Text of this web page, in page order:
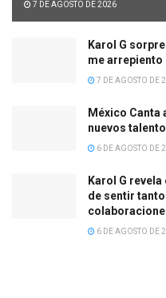
7 DE AGOSTO DE 2026
Karol G
me arrepiento
7 DE AGOSTO DE
México Canta
nuevos
6 DE AGOSTO DE
Karol G
de sentir
6 DE AGOSTO DE